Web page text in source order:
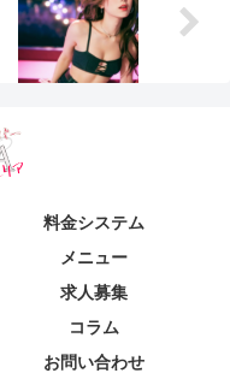
料金システム
メニュー
求人募集
コラム
お問い合わせ